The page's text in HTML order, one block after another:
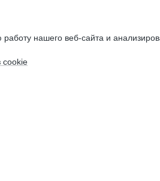
нашего веб-сайта и
cookie